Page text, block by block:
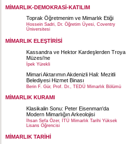
MİMARLIK-DEMOKRASİ-KATILIM
Toprak Öğretmenim ve Mimarlık Etiği
Hossein Sadri, Dr. Öğretim Üyesi, Coventry
Üniversitesi
MİMARLIK ELEŞTİRİSİ
Kassandra ve Hektor Kardeşlerden Troya
Müzesi’ne
İpek Yürekli
Mimari Aktarımın Akdenizli Hali: Mezitli
Belediyesi Hizmet Binası
Berin F. Gür, Prof. Dr., TEDÜ Mimarlık Bölümü
MİMARLIK KURAMI
Klasikalin Sonu: Peter Eisenman'da
Modern Mimarlığın Arkeolojisi
İhsan Sefa Özer, İTÜ Mimarlık Tarihi Yüksek
Lisans Öğrencisi
MİMARLIK TARİHİ